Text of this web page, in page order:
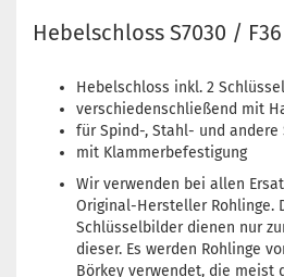
Hebelschloss S7030 / F36
Hebelschloss inkl. 2 Schlüssel
verschiedenschließend mit
für Spind-, Stahl- und andere
mit Klammerbefestigung
Wir verwenden bei allen
Original-Hersteller Rohlinge.
Schlüsselbilder dienen nur
dieser. Es werden Rohlinge
Börkey verwendet, die meist